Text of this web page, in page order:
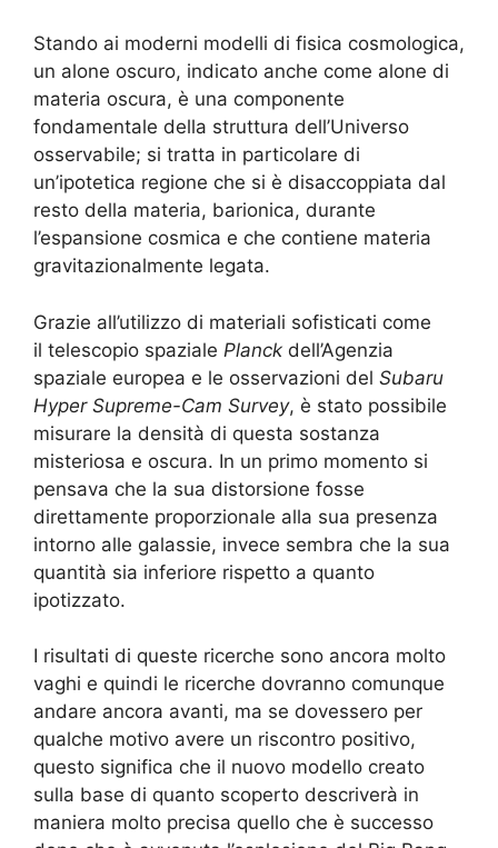
Stando ai moderni modelli di fisica cosmologica,
un alone oscuro, indicato anche come alone di
materia oscura, è una componente
fondamentale della struttura dell’Universo
osservabile; si tratta in particolare di
un’ipotetica regione che si è disaccoppiata dal
resto della materia, barionica, durante
l’espansione cosmica e che contiene materia
gravitazionalmente legata.
Grazie all’utilizzo di materiali sofisticati come
il telescopio spaziale Planck dell’Agenzia
spaziale europea e le osservazioni del Subaru
Hyper Supreme-Cam Survey, è stato possibile
misurare la densità di questa sostanza
misteriosa e oscura. In un primo momento si
pensava che la sua distorsione fosse
direttamente proporzionale alla sua presenza
intorno alle galassie, invece sembra che la sua
quantità sia inferiore rispetto a quanto
ipotizzato.
I risultati di queste ricerche sono ancora molto
vaghi e quindi le ricerche dovranno comunque
andare ancora avanti, ma se dovessero per
qualche motivo avere un riscontro positivo,
questo significa che il nuovo modello creato
sulla base di quanto scoperto descriverà in
maniera molto precisa quello che è successo